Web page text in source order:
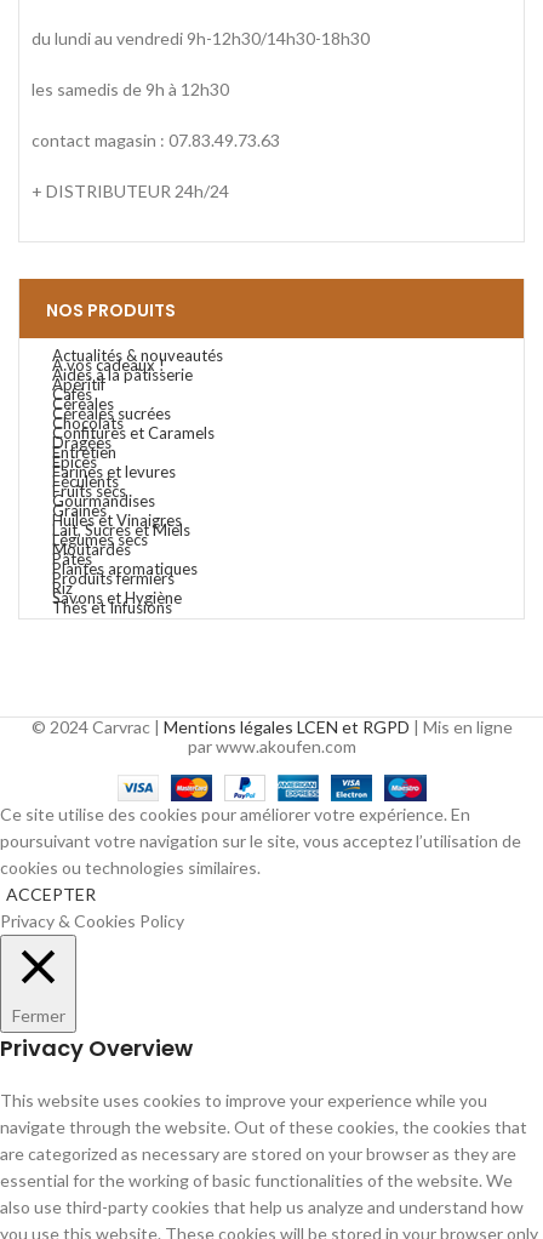
du lundi au vendredi 9h-12h30/14h30-18h30
les samedis de 9h à 12h30
contact magasin : 07.83.49.73.63
+ DISTRIBUTEUR 24h/24
NOS PRODUITS
Actualités & nouveautés
A vos cadeaux !
Aides à la pâtisserie
Apéritif
Cafés
Céréales
Céréales sucrées
Chocolats
Confitures et Caramels
Dragées
Entretien
Epices
Farines et levures
Féculents
Fruits secs
Gourmandises
Graines
Huiles et Vinaigres
Lait, Sucres et Miels
Légumes secs
Moutardes
Pâtes
Plantes aromatiques
Produits fermiers
Riz
Savons et Hygiène
Thés et Infusions
© 2024 Carvrac | Mentions légales LCEN et RGPD | Mis en ligne
par www.akoufen.com
Ce site utilise des cookies pour améliorer votre expérience. En
poursuivant votre navigation sur le site, vous acceptez l’utilisation de
cookies ou technologies similaires.
ACCEPTER
Privacy & Cookies Policy
Fermer
Privacy Overview
This website uses cookies to improve your experience while you
navigate through the website. Out of these cookies, the cookies that
are categorized as necessary are stored on your browser as they are
essential for the working of basic functionalities of the website. We
also use third-party cookies that help us analyze and understand how
you use this website. These cookies will be stored in your browser only